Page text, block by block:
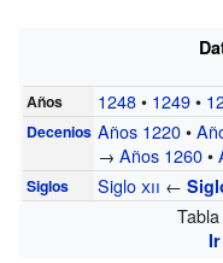
Años 1248• 1249•
Decenios Años 1220•
→Años 1260•
Siglos Sigloxii ←